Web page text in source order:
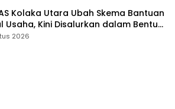
Kolaka Utara Ubah Skema Bantuan
Usaha, Kini Disalurkan dalam Bentuk
Senilai Rp419,5 Juta
2026